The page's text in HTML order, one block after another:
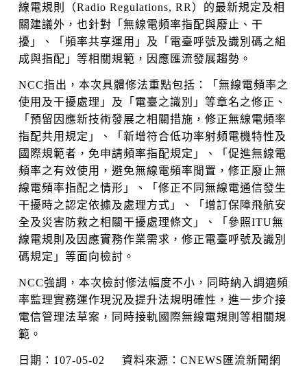
線電規則（Radio Regulations, RR）的最新規定及相
關建議外，也針對「無線電頻率指配與廢止、干
擾」、「頻率共享運用」及「電臺呼號及識別碼之組
成與指配」等相關規範，因應匯流發展趨勢。
NCC指出，本次具體修法重點包括：「無線電頻率之
使用及干擾處理」及「電臺之識別」等章名之修正、
「預留因應新技術發展之相關措施，修正無線電頻率
指配共用規定」、「新增符合低功率射頻電機特性及
國際規範者，免申請頻率指配規定」、「促進無線電
頻率之有效使用，避免無線電頻率閒置，修正廢止無
線電頻率指配之情形」、「修正不同無線電通信發生
干擾時之認定依據及處理方式」、「增訂保障飛航安
全及災害防救之相關干擾處理條文」、「參照ITU無
線電規則及因應實務作業需求，修正電臺呼號及識別
碼規定」等面向檢討。
NCC強調，本次檢討修法幅度不小，同時納入調適頻
率監理實務運作現況及提升法規明確性，進一步介接
電信管理法草案，同時接軌國際無線電規則等相關規
範。
日期：107-05-02 資料來源：CNEWS匯流新聞網